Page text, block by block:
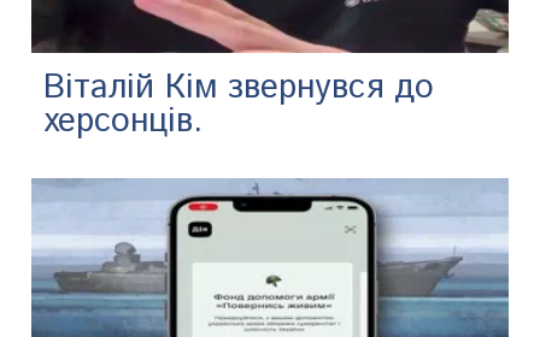
Віталій Кім звернувся до
херсонців.